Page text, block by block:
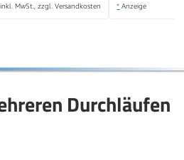
inkl. MwSt., zzgl. Versandkosten * Anzeige
Durchläufen